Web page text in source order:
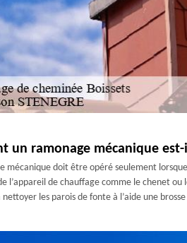
un ramonage mécanique
mécanique doit être opéré seulement
l’appareil de chauffage comme le chenet
nettoyer les parois de fonte à l’aide une